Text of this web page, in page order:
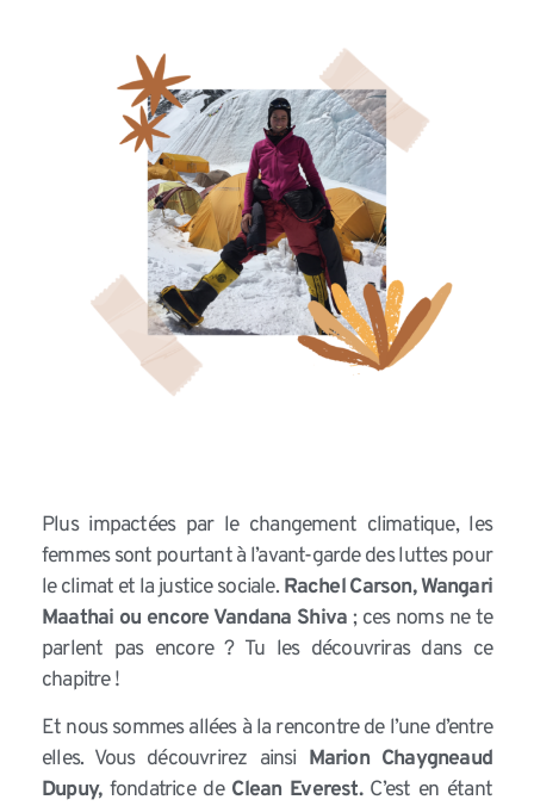
Plus impactées par le changement climatique, les
femmes sont pourtant à l’avant-garde des luttes pour
le climat et la justice sociale. Rachel Carson, Wangari
Maathai ou encore Vandana Shiva ; ces noms ne te
parlent pas encore ? Tu les découvriras dans ce
chapitre !
Et nous sommes allées à la rencontre de l’une d’entre
elles. Vous découvrirez ainsi Marion Chaygneaud
Dupuy, fondatrice de Clean Everest. C’est en étant